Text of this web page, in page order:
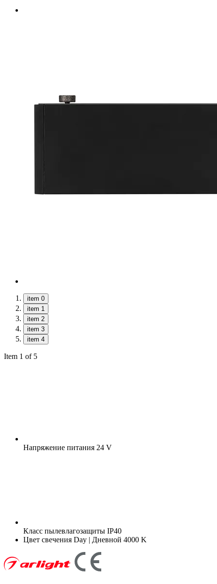
item 0
item 1
item 2
item 3
item 4
Item 1 of 5
Напряжение питания 24 V
Класс пылевлагозащиты IP40
Цвет свечения Day | Дневной 4000 K